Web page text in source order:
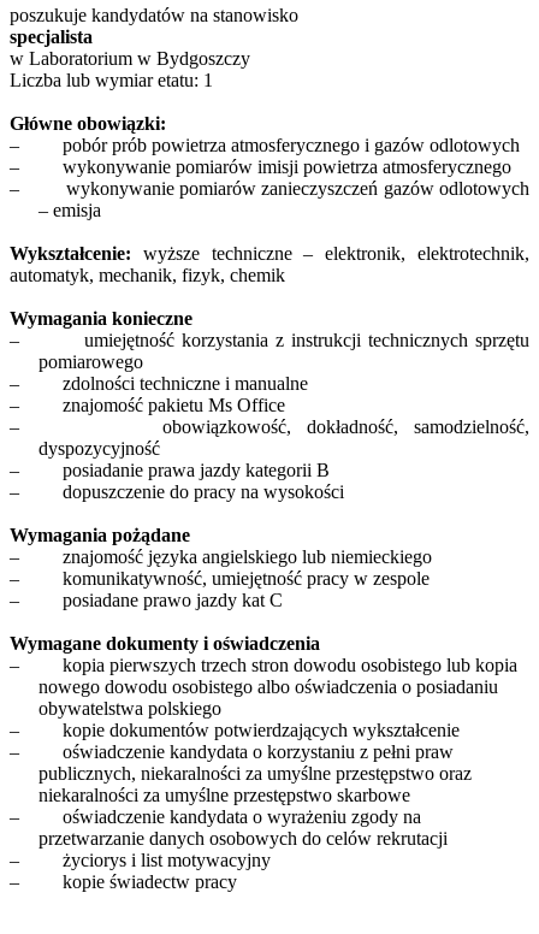
poszukuje kandydatów na stanowisko
specjalista
w Laboratorium w Bydgoszczy
Liczba lub wymiar etatu: 1
Główne obowiązki:
–
pobór prób powietrza atmosferycznego i gazów odlotowych
–
wykonywanie pomiarów imisji powietrza atmosferycznego
–
wykonywanie pomiarów zanieczyszczeń gazów odlotowych
– emisja
Wykształcenie: wyższe techniczne – elektronik, elektrotechnik,
automatyk, mechanik, fizyk, chemik
Wymagania konieczne
–
umiejętność korzystania z instrukcji technicznych sprzętu
pomiarowego
–
zdolności techniczne i manualne
–
znajomość pakietu Ms Office
–
obowiązkowość, dokładność, samodzielność,
dyspozycyjność
–
posiadanie prawa jazdy kategorii B
–
dopuszczenie do pracy na wysokości
Wymagania pożądane
–
znajomość języka angielskiego lub niemieckiego
–
komunikatywność, umiejętność pracy w zespole
–
posiadane prawo jazdy kat C
Wymagane dokumenty i oświadczenia
–
kopia pierwszych trzech stron dowodu osobistego lub kopia
nowego dowodu osobistego albo oświadczenia o posiadaniu
obywatelstwa polskiego
–
kopie dokumentów potwierdzających wykształcenie
–
oświadczenie kandydata o korzystaniu z pełni praw
publicznych, niekaralności za umyślne przestępstwo oraz
niekaralności za umyślne przestępstwo skarbowe
–
oświadczenie kandydata o wyrażeniu zgody na
przetwarzanie danych osobowych do celów rekrutacji
–
życiorys i list motywacyjny
–
kopie świadectw pracy